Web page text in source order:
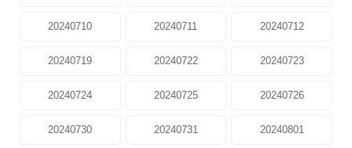
20240710 20240711 20240712
20240719 20240722 20240723
20240724 20240725 20240726
20240730 20240731 20240801